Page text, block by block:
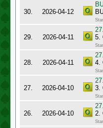
30. 2026-04-12
29. 2026-04-11
5.
28. 2026-04-11
4.
27. 2026-04-10
3.
26. 2026-04-10
2.